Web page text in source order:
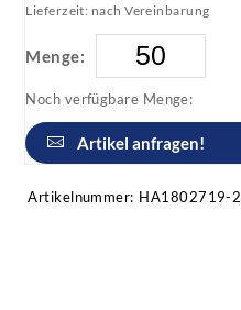
Lieferzeit: nach Vereinbarung
Menge:
Noch verfügbare Menge:
Artikel anfragen!
Artikelnummer: HA1802719-2